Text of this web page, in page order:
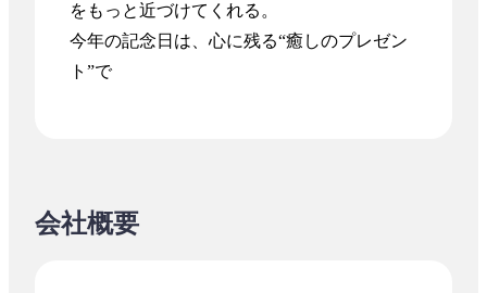
をもっと近づけてくれる。
今年の記念日は、心に残る“癒しのプレゼン
ト”で
会社概要